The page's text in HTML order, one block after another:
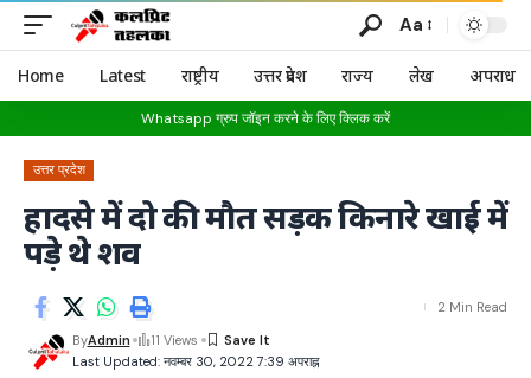
Aa
Home Latest राष्ट्रीय उत्तर प्रदेश राज्य लेख अपराध
Whatsapp ग्रुप जॉइन करने के लिए क्लिक करें
उत्तर प्रदेश
हादसे में दो की मौत सड़क किनारे खाई में
पड़े थे शव
Last Updated: नवम्बर 30, 2022 7:39 अपराह्न
ByAdmin 11 Views
2 Min Read